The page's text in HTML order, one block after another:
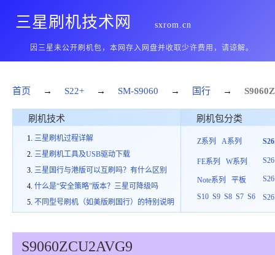
三星刷机技术网 sxrom.cn
因三星未公开刷机包，本网存入网盘并收取少许费用，请谅解。
首页 → S22+ → SM-S9060 → 国行 → S9060
刷机技术
三星刷机过程详解
三星刷机工具及USB驱动下载
三星国行与港版可以互刷吗？有什么区别
什么是“安全策略”版本？三星可降级吗
不同型号刷机（如美版刷国行）的特别说明
刷机包分类
Z系列 A系列
FE系列 W系列
Note系列
平板
S10 S9 S8 S7 S6
S26
S9060ZCU2AVG9